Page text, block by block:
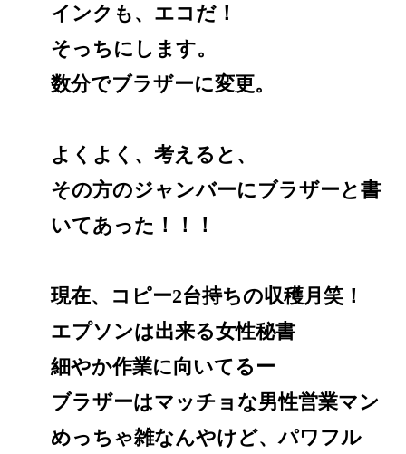
インクも、エコだ！
そっちにします。
数分でブラザーに変更。
よくよく、考えると、
その方のジャンバーにブラザーと書
いてあった！！！
現在、コピー2台持ちの収穫月笑！
エプソンは出来る女性秘書
細やか作業に向いてるー
ブラザーはマッチョな男性営業マン
めっちゃ雑なんやけど、パワフル